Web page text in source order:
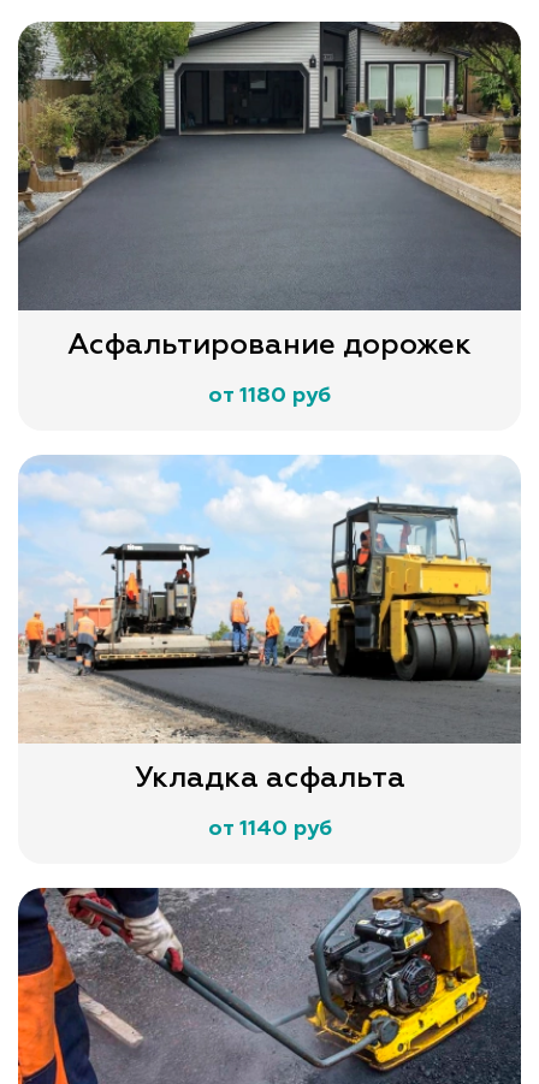
Асфальтирование дорожек
от 1180 руб
Укладка асфальта
от 1140 руб